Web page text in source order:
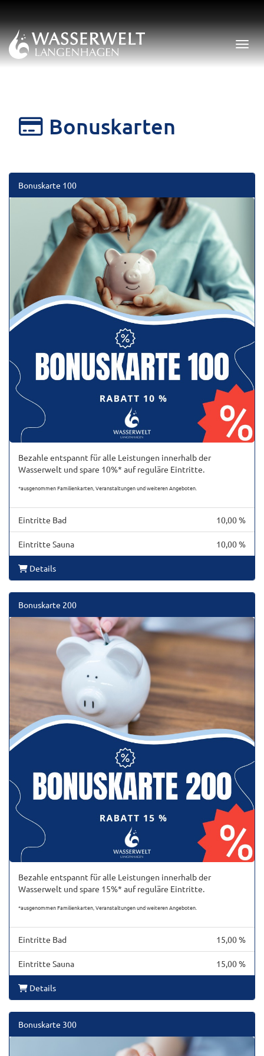
Bonuskarten
Bonuskarte 100
Bezahle entspannt für alle Leistungen innerhalb der
Wasserwelt und spare 10%* auf reguläre Eintritte.
*ausgenommen Familienkarten, Veranstaltungen und weiteren Angeboten.
Eintritte Bad 10,00 %
Eintritte Sauna 10,00 %
Details
Bonuskarte 200
Bezahle entspannt für alle Leistungen innerhalb der
Wasserwelt und spare 15%* auf reguläre Eintritte.
*ausgenommen Familienkarten, Veranstaltungen und weiteren Angeboten.
Eintritte Bad 15,00 %
Eintritte Sauna 15,00 %
Details
Bonuskarte 300